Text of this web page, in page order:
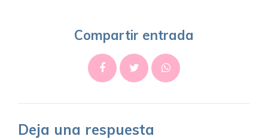
Compartir entrada
Deja una respuesta